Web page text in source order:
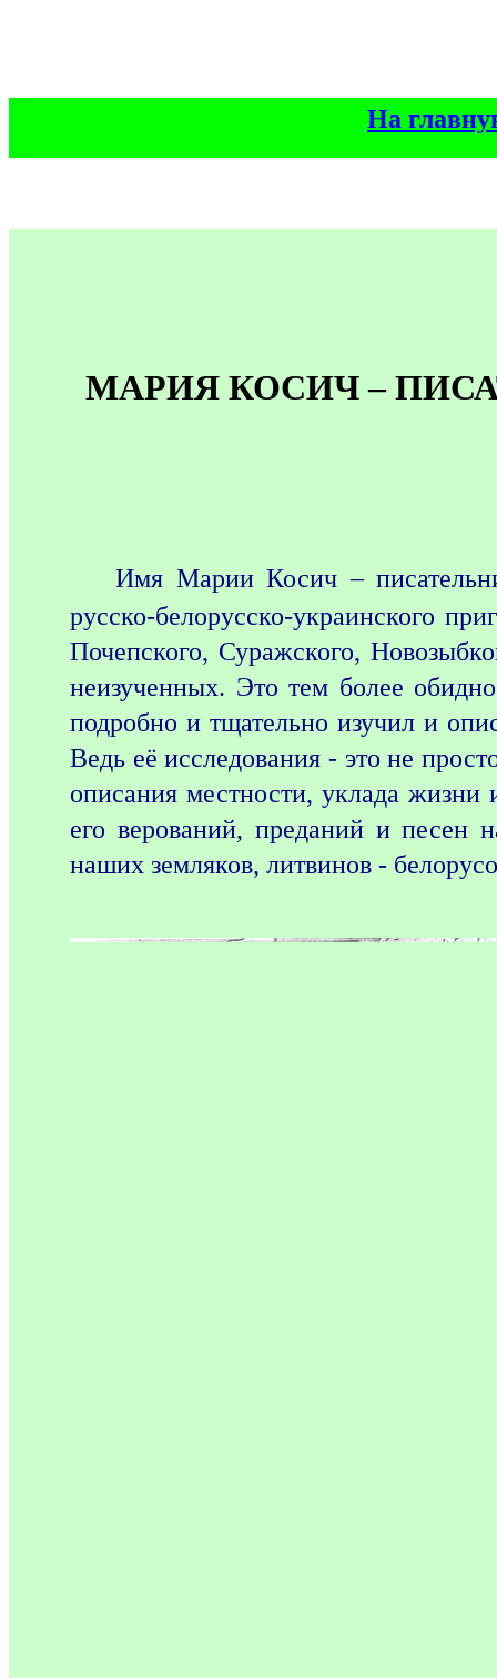
На
МАРИЯ КОСИЧ –
Имя Марии Косич –
русско-белорусско-украинского
Почепского, Суражского,
неизученных. Это тем более
подробно и тщательно изучил и
Ведь её исследования - это не
описания местности, уклада жизни
его верований, преданий и песен
наших земляков, литвинов -